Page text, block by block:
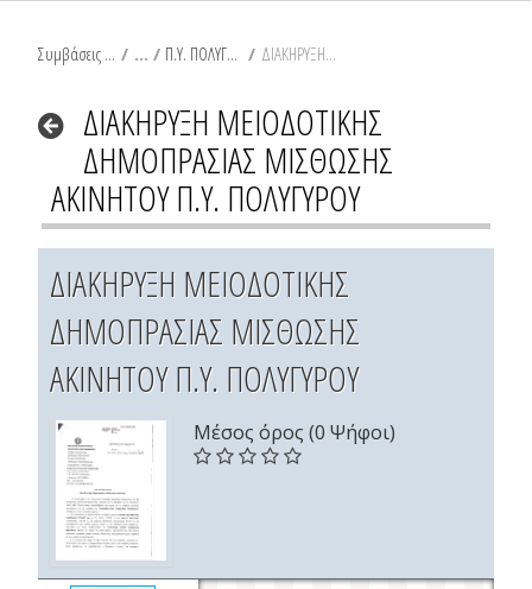
Συμβάσεις Διαβουλεύσεις Διαγωνισμοί / Π.Υ. ΠΟΛΥΓΥΡΟΥ / ΔΙΑΚΗΡΥΞΗ ΜΕΙΟΔΟΤΙΚΗΣ ΔΗΜΟΠΡΑΣΙΑΣ ΜΙΣΘΩΣΗΣ ΑΚΙΝΗΤΟΥ Π.Υ. ΠΟΛΥΓΥΡΟΥ
ΔΙΑΚΗΡΥΞΗ ΜΕΙΟΔΟΤΙΚΗΣ
ΔΗΜΟΠΡΑΣΙΑΣ ΜΙΣΘΩΣΗΣ
ΑΚΙΝΗΤΟΥ Π.Υ. ΠΟΛΥΓΥΡΟΥ
ΔΙΑΚΗΡΥΞΗ ΜΕΙΟΔΟΤΙΚΗΣ
ΔΗΜΟΠΡΑΣΙΑΣ ΜΙΣΘΩΣΗΣ
ΑΚΙΝΗΤΟΥ Π.Υ. ΠΟΛΥΓΥΡΟΥ
Μέσος όρος (0 Ψήφοι)